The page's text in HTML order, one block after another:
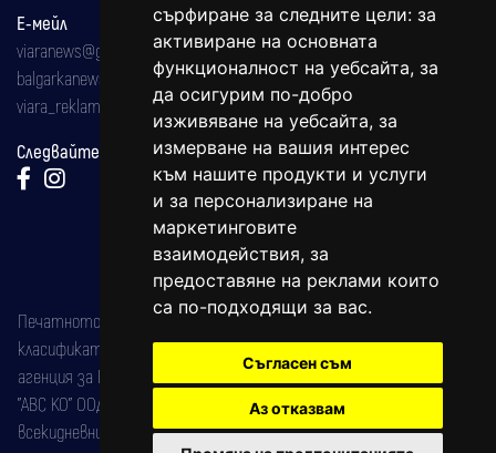
сърфиране за следните цели: за
активиране на основната
функционалност на уебсайта, за
да осигурим по-добро
изживяване на уебсайта, за
измерване на вашия интерес
към нашите продукти и услуги
и за персонализиране на
маркетинговите
взаимодействия, за
предоставяне на реклами които
са по-подходящи за вас.
Съгласен съм
Аз отказвам
Е-мейл
viaranews@gmail.com
balgarkanews@gmail.com
viara_reklama@mail.bg
Следвайте ни:
Печатното издание на вестника е регистрирано в националния
класификатор на печатните издания (Българска национална
агенция за ISSN) под номер: ISSN 1312-4722.
"АВС КО" ООД е притежател на марката: Вяра информационен
всекидневник на югозападна България, със свидетелство за марка